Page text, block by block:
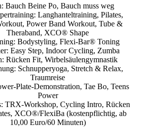
Bauch Beine Po, Bauch muss weg
Langhanteltraining, Pilates,
Power Band Workout, Tube &
Theraband, XCO® Shape
Bodystyling, Flexi-Bar® Toning
Easy Step, Indoor Cycling, Zumba
Rücken Fit, Wirbelsäulengymnastik
Schnupperyoga, Stretch & Relax,
Traumreise
Plate-Demonstration, Tae Bo, Teens
Power
TRX-Workshop, Cycling Intro, Rücken
XCO®/FlexiBa (kostenpflichtig, ab
10,00 Euro/60 Minuten)